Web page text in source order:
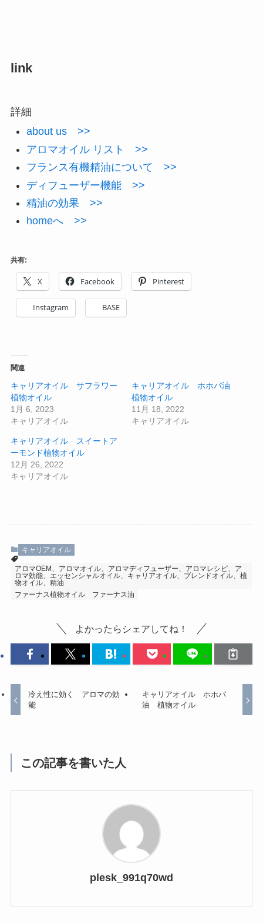
link
詳細
about us >>
アロマオイル リスト >>
フランス有機精油について >>
ディフューザー機能 >>
精油の効果 >>
homeへ >>
共有:
X Facebook Pinterest
Instagram BASE
関連
キャリアオイル サフラワー
植物オイル
1月 6, 2023
キャリアオイル
キャリアオイル ホホバ油
植物オイル
11月 18, 2022
キャリアオイル
キャリアオイル スイートア
ーモンド植物オイル
12月 26, 2022
キャリアオイル
キャリアオイル
アロマOEM、アロマオイル、アロマディフューザー、アロマレシピ、ア
ロマ効能、エッセンシャルオイル、キャリアオイル、ブレンドオイル、植
物オイル、精油
ファーナス植物オイル
ファーナス油
よかったらシェアしてね！
冷え性に効く アロマの効
能
キャリアオイル ホホバ
油 植物オイル
この記事を書いた人
plesk_991q70wd